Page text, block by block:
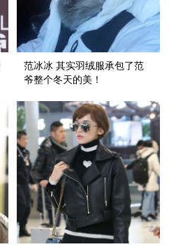
范冰冰 其实羽绒服承包了范
爷整个冬天的美！